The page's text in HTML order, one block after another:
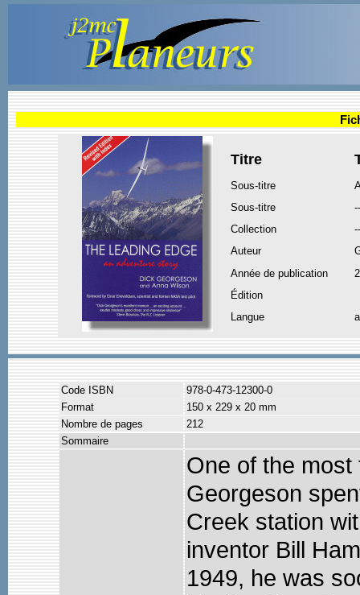
Titre
Sous-titre
Sous-titre
--
Collection
--
Auteur
Année de publication
Édition
Langue
Code ISBN
978-0-473-12300-0
Format
150 x 229 x 20 mm
Nombre de pages
212
Sommaire
One of the
Georgeson
Creek station
inventor Bill
1949, he was